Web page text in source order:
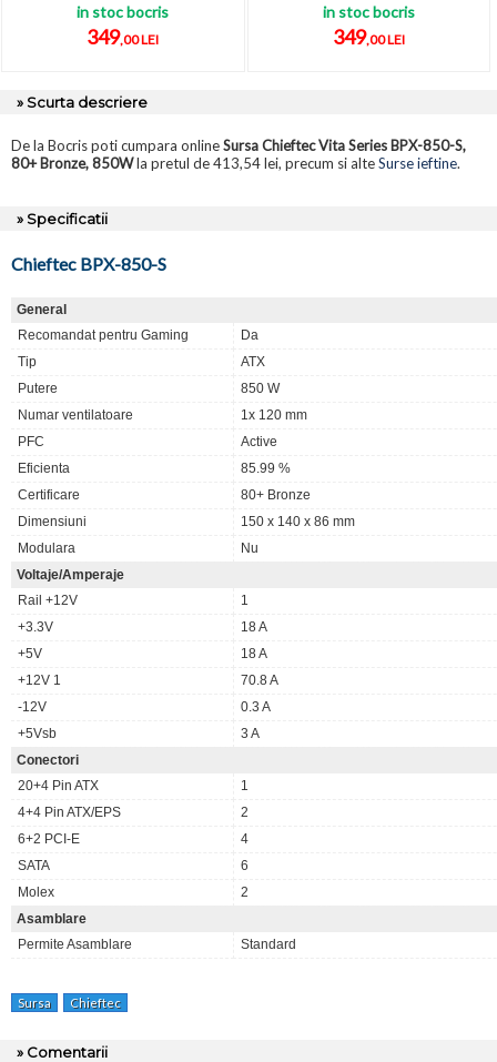
in stoc bocris
349,00 LEI
in stoc bocris
349,00 LEI
» Scurta descriere
De la Bocris poti cumpara onlineSursa Chieftec Vita Series BPX-850-S,
80+ Bronze, 850Wla pretul de 413,54 lei, precum si alteSurse ieftine.
» Specificatii
Chieftec BPX-850-S
General
Recomandat pentru Gaming
Da
Tip
ATX
Putere
850 W
Numar ventilatoare
1x 120 mm
PFC
Active
Eficienta
85.99 %
Certificare
80+ Bronze
Dimensiuni
150 x 140 x 86 mm
Modulara
Nu
Voltaje/Amperaje
Rail +12V
1
+3.3V
18 A
+5V
18 A
+12V 1
70.8 A
-12V
0.3 A
+5Vsb
3 A
Conectori
20+4 Pin ATX
1
4+4 Pin ATX/EPS
2
6+2 PCI-E
4
SATA
6
Molex
2
Asamblare
Permite Asamblare
Standard
Sursa Chieftec
» Comentarii